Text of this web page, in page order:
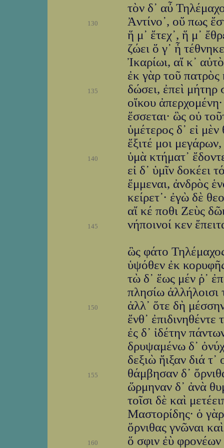
τὸν δ᾽ αὖ
130
Ἀντίνο᾽, οὔ πως
ἥ μ᾽ ἔτεχ᾽, ἥ μ᾽
ζώει ὅ γ᾽ ἦ
Ἰκαρίωι, αἴ κ᾽
ἐκ γὰρ τοῦ
135
δώσει, ἐπεὶ μήτηρ
οἴκου
ἔσσεται· ὣς οὐ
ὑμέτερος δ᾽ εἰ
ἔξιτέ μοι
140
ὑμὰ κτήματ᾽
εἰ δ᾽ ὑμῖν δοκέει
ἔμμεναι, ἀνδρὸς
κείρετ᾽· ἐγὼ δὲ
αἴ κέ ποθι Ζεὺς
145
νήποινοί κεν
ὣς φάτο
ὑψόθεν ἐκ
τὼ δ᾽ ἕως μέν ῥ᾽
πλησίω ἀλλήλοισι
150
ἀλλ᾽ ὅτε δὴ
ἔνθ᾽
ἐς δ᾽ ἰδέτην
δρυψαμένω δ᾽
δεξιὼ ἤιξαν διά
155
θάμβησαν δ᾽
ὥρμηναν δ᾽ ἀνὰ
τοῖσι δὲ καὶ
Μαστορίδης· ὁ
ὄρνιθας γνῶναι
160
ὅ σφιν ἐὺ φρονέων